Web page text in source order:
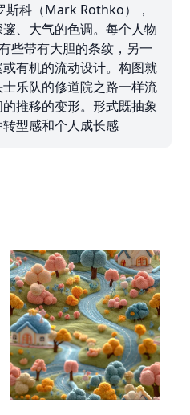
斯科（Mark Rothko），
、大气的色调。每个人物
些带有大胆的条纹，另一
有机的流动设计。构图就
乐队的修道院之路一样流
推移的变形。形式既抽象
型感和个人成长感